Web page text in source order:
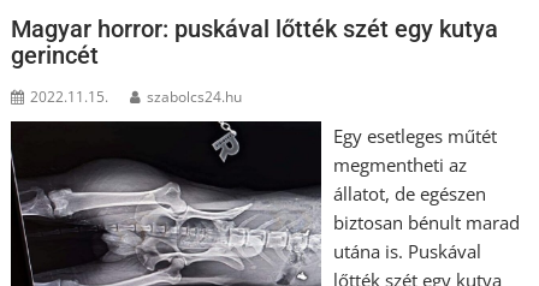
Magyar horror: puskával lőtték szét egy kutya
gerincét
2022.11.15. szabolcs24.hu
Egy esetleges műtét
megmentheti az
állatot, de egészen
biztosan bénult marad
utána is. Puskával
lőtték szét egy kutya